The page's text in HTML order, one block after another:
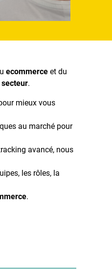
ecommerce et du
.
mieux vous
au marché pour
avancé, nous
les rôles, la
.